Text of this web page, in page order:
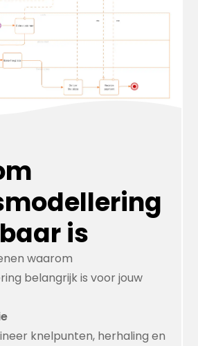
is
waarom
belangrijk is voor jouw
knelpunten, herhaling en